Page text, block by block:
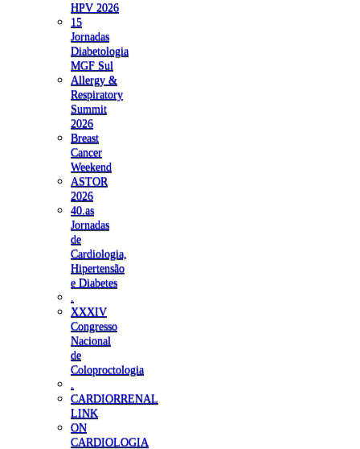
HPV 2026
15
Jornadas
Diabetologia
MGF Sul
Allergy &
Respiratory
Summit
2026
Breast
Cancer
Weekend
ASTOR
2026
40.as
Jornadas
de
Cardiologia,
Hipertensão
e Diabetes
XXXIV
Congresso
Nacional
de
Coloproctologia
CARDIORRENAL
LINK
ON
CARDIOLOGIA